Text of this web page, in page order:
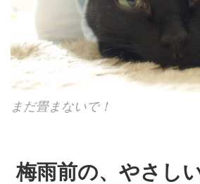
まだ畳まないで！
梅雨前の、やさし